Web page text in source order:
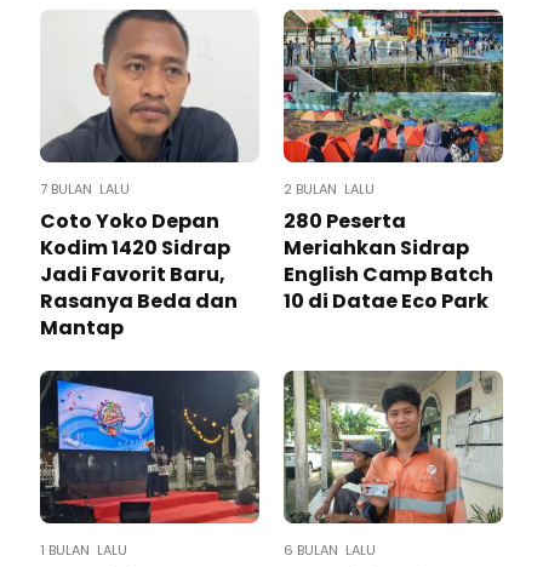
7 BULAN LALU
Coto Yoko Depan
Kodim 1420 Sidrap
Jadi Favorit Baru,
Rasanya Beda dan
Mantap
2 BULAN LALU
280 Peserta
Meriahkan Sidrap
English Camp Batch
10 di Datae Eco Park
1 BULAN LALU 6 BULAN LALU